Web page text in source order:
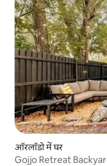
ऑरलॉडो में घर
Gojjo Retreat